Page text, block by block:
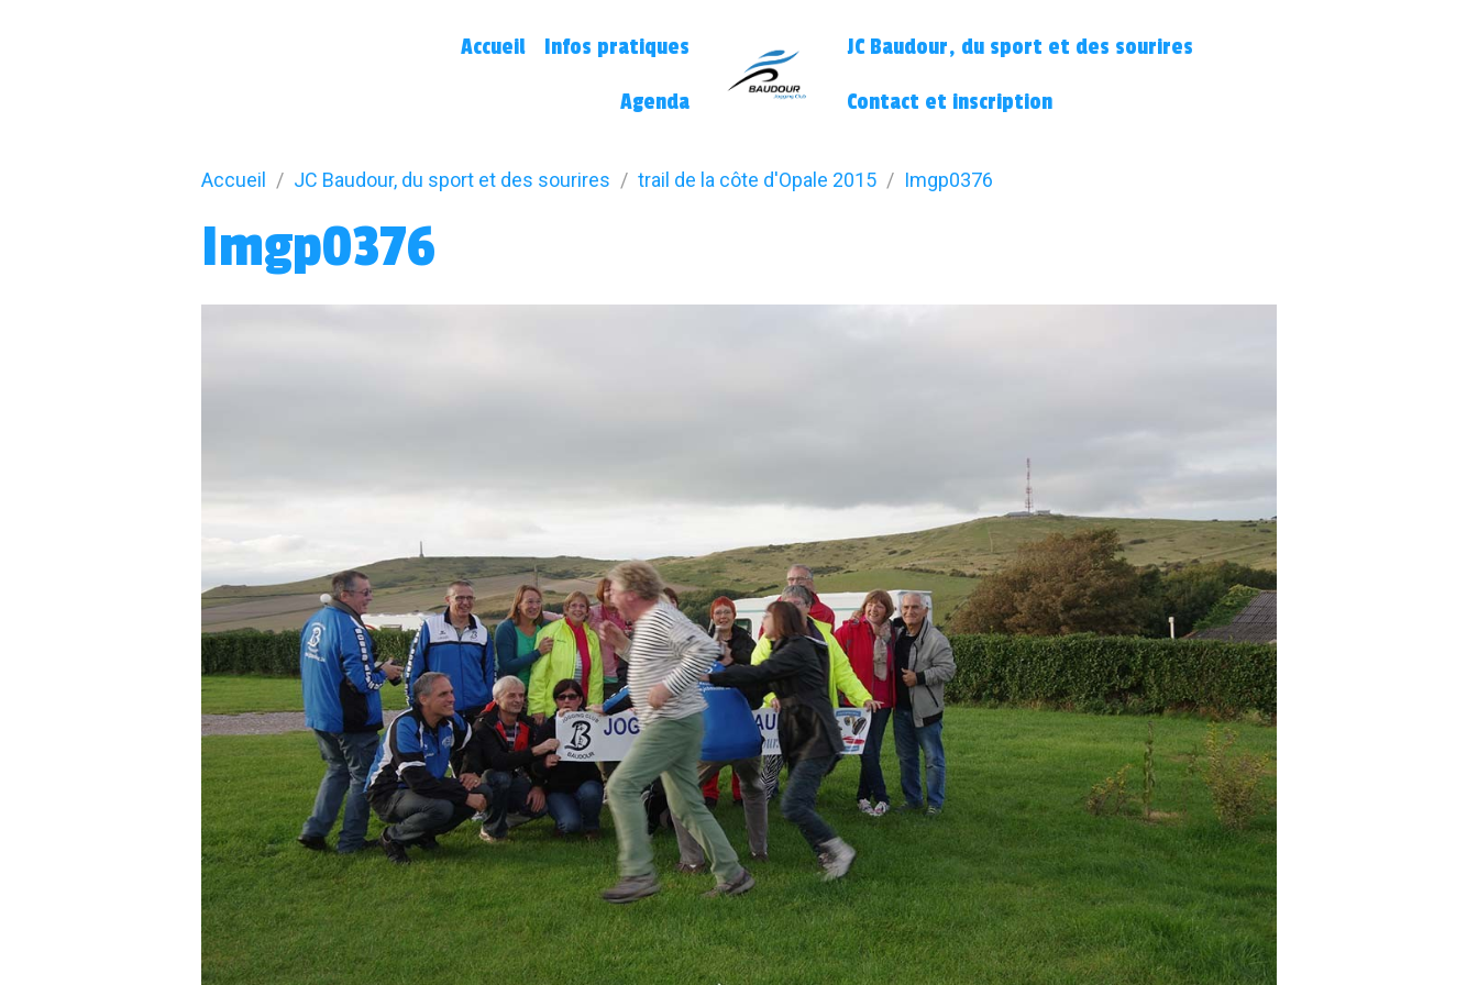
Accueil Infos pratiques
Agenda
JC Baudour, du sport et des sourires
Contact et inscription
Accueil JC Baudour, du sport et des sourires trail de la côte d'Opale 2015 Imgp0376
Imgp0376